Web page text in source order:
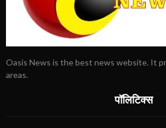
Oasis News is the best news website. It
areas.
पॉलिटिक्स